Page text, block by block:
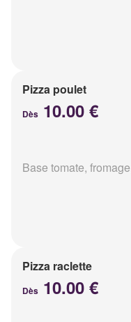
Pizza poulet
Dès 10.00 €
Base tomate,
Pizza raclette
Dès 10.00 €